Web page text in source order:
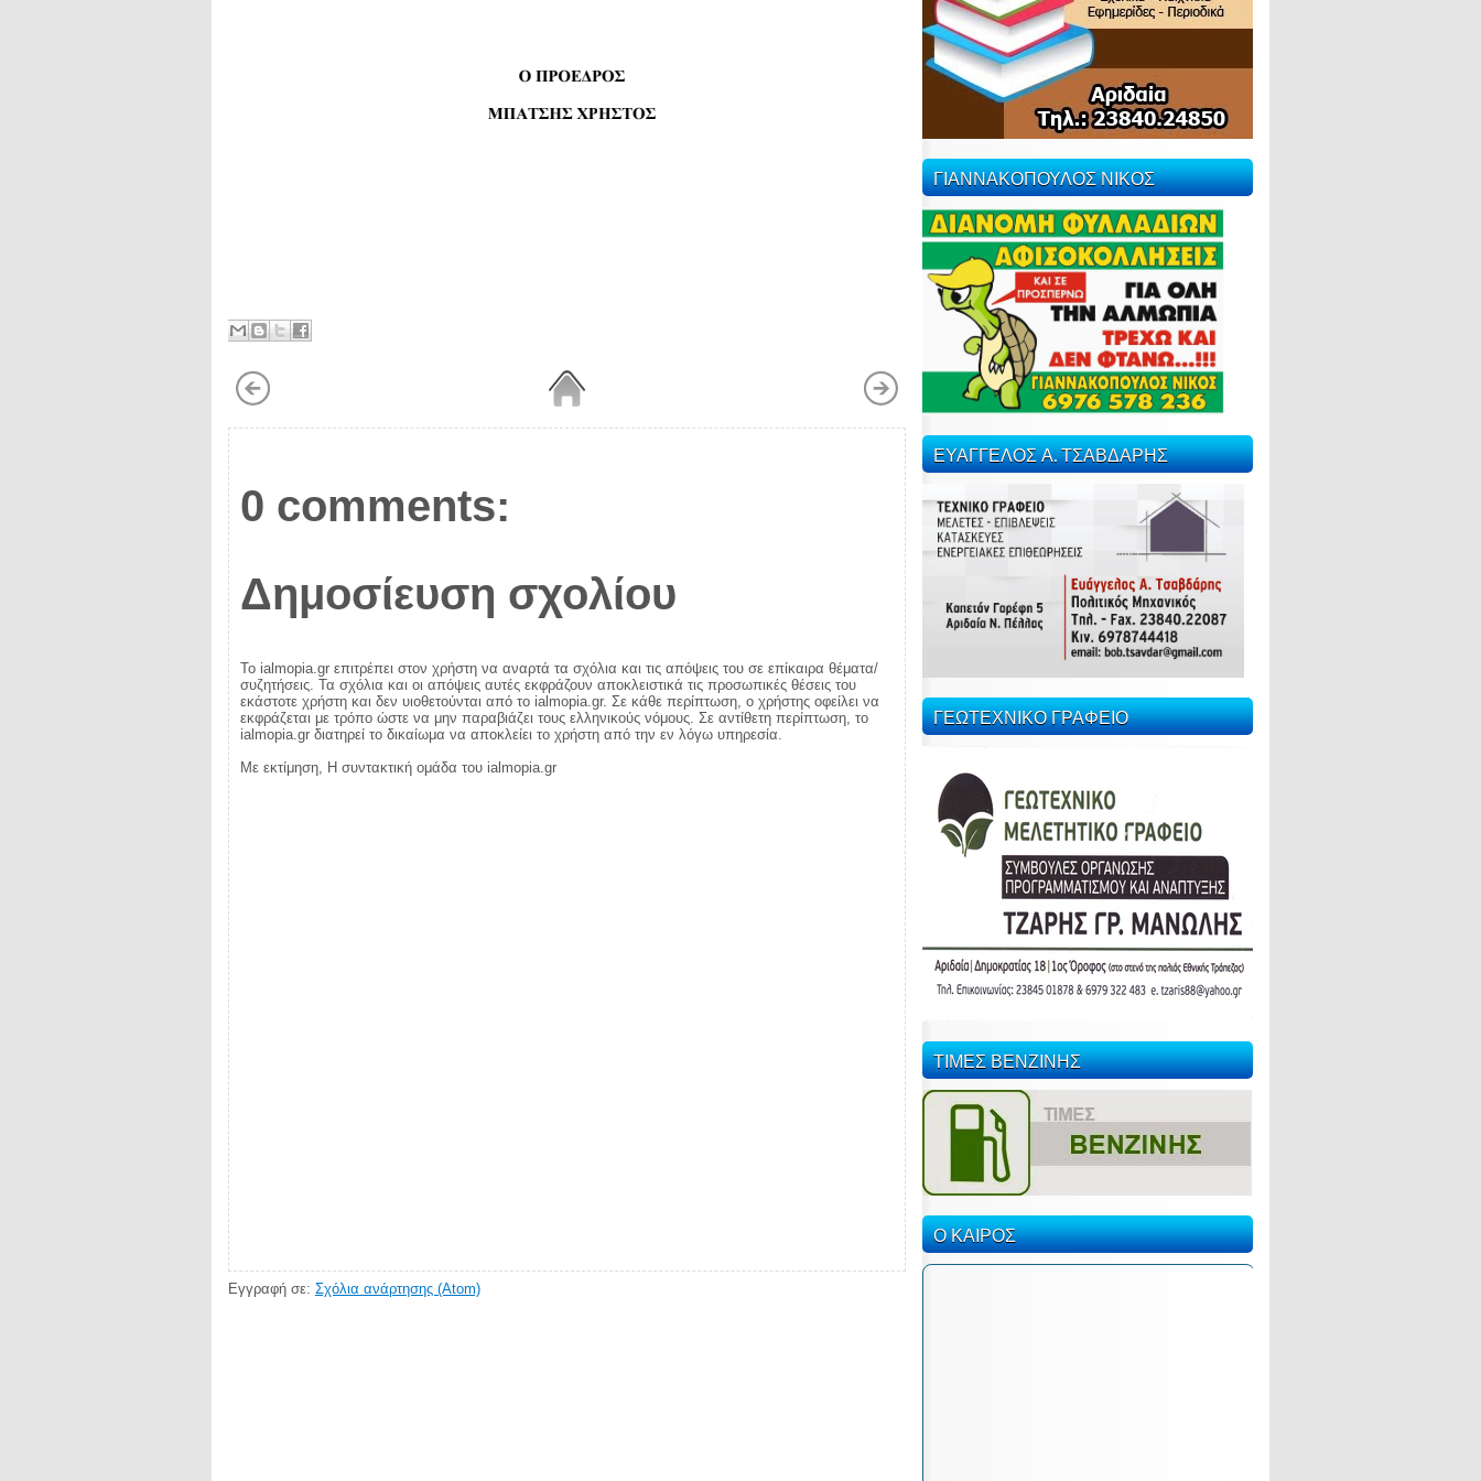
0 comments:
Δημοσίευση σχολίου
Το ialmopia.gr επιτρέπει στον χρήστη να αναρτά τα σχόλια και τις απόψεις του σε επίκαιρα θέματα/
συζητήσεις. Τα σχόλια και οι απόψεις αυτές εκφράζουν αποκλειστικά τις προσωπικές θέσεις του
εκάστοτε χρήστη και δεν υιοθετούνται από το ialmopia.gr. Σε κάθε περίπτωση, ο χρήστης οφείλει να
εκφράζεται με τρόπο ώστε να μην παραβιάζει τους ελληνικούς νόμους. Σε αντίθετη περίπτωση, το
ialmopia.gr διατηρεί το δικαίωμα να αποκλείει το χρήστη από την εν λόγω υπηρεσία.
Με εκτίμηση, Η συντακτική ομάδα του ialmopia.gr
Εγγραφή σε: Σχόλια ανάρτησης (Atom)
ΓΙΑΝΝΑΚΟΠΟΥΛΟΣ ΝΙΚΟΣ
ΕΥΑΓΓΕΛΟΣ Α. ΤΣΑΒΔΑΡΗΣ
ΓΕΩΤΕΧΝΙΚΟ ΓΡΑΦΕΙΟ
ΤΙΜΕΣ ΒΕΝΖΙΝΗΣ
Ο ΚΑΙΡΟΣ